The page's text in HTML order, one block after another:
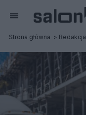
Strona główna Redakcja